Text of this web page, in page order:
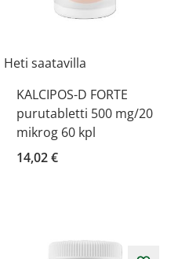
Heti saatavilla
KALCIPOS-D FORTE
purutabletti 500 mg/20
mikrog 60 kpl
14,02 €